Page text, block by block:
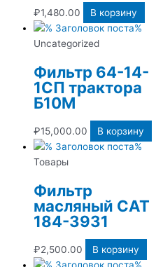
₽1,480.00 В корзину
Uncategorized
Фильтр 64-14-
1СП трактора
Б10М
₽15,000.00 В корзину
Товары
Фильтр
масляный CAT
184-3931
₽2,500.00 В корзину